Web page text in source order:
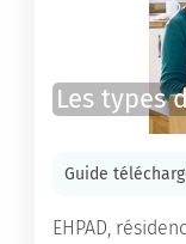
Les types
Guide
EHPAD,